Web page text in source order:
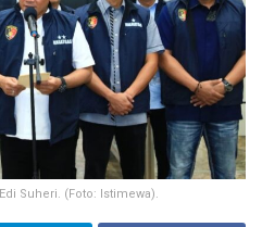
Suheri. (Foto: Istimewa).